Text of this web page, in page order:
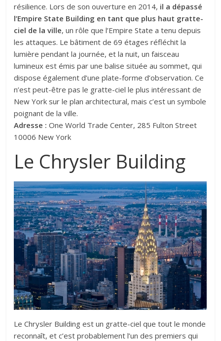
résilience. Lors de son ouverture en 2014, il a dépassé
l’Empire State Building en tant que plus haut gratte-
ciel de la ville, un rôle que l’Empire State a tenu depuis
les attaques. Le bâtiment de 69 étages réfléchit la
lumière pendant la journée, et la nuit, un faisceau
lumineux est émis par une balise située au sommet, qui
dispose également d’une plate-forme d’observation. Ce
n’est peut-être pas le gratte-ciel le plus intéressant de
New York sur le plan architectural, mais c’est un symbole
poignant de la ville.
Adresse : One World Trade Center, 285 Fulton Street
10006 New York
Le Chrysler Building
Le Chrysler Building est un gratte-ciel que tout le monde
reconnaît, et c’est probablement l’un des premiers qui